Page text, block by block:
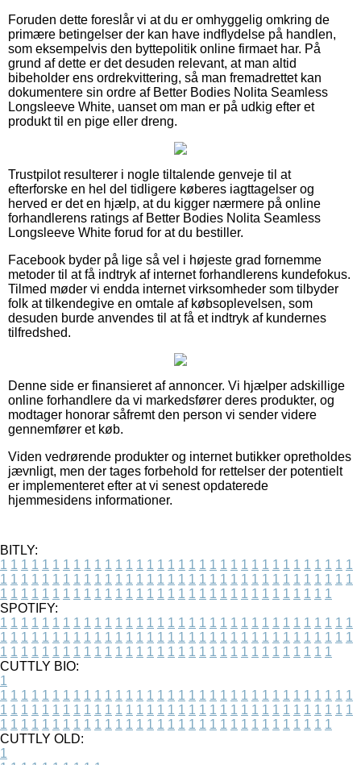
Foruden dette foreslår vi at du er omhyggelig omkring de
primære betingelser der kan have indflydelse på handlen,
som eksempelvis den byttepolitik online firmaet har. På
grund af dette er det desuden relevant, at man altid
bibeholder ens ordrekvittering, så man fremadrettet kan
dokumentere sin ordre af Better Bodies Nolita Seamless
Longsleeve White, uanset om man er på udkig efter et
produkt til en pige eller dreng.
Trustpilot resulterer i nogle tiltalende genveje til at
efterforske en hel del tidligere køberes iagttagelser og
herved er det en hjælp, at du kigger nærmere på online
forhandlerens ratings af Better Bodies Nolita Seamless
Longsleeve White forud for at du bestiller.
Facebook byder på lige så vel i højeste grad fornemme
metoder til at få indtryk af internet forhandlerens kundefokus.
Tilmed møder vi endda internet virksomheder som tilbyder
folk at tilkendegive en omtale af købsoplevelsen, som
desuden burde anvendes til at få et indtryk af kundernes
tilfredshed.
Denne side er finansieret af annoncer. Vi hjælper adskillige
online forhandlere da vi markedsfører deres produkter, og
modtager honorar såfremt den person vi sender videre
gennemfører et køb.
Viden vedrørende produkter og internet butikker opretholdes
jævnligt, men der tages forbehold for rettelser der potentielt
er implementeret efter at vi senest opdaterede
hjemmesidens informationer.
BITLY:
1 1 1 1 1 1 1 1 1 1 1 1 1 1 1 1 1 1 1 1 1 1 1 1 1 1 1 1 1 1 1 1 1 1
1 1 1 1 1 1 1 1 1 1 1 1 1 1 1 1 1 1 1 1 1 1 1 1 1 1 1 1 1 1 1 1 1 1
1 1 1 1 1 1 1 1 1 1 1 1 1 1 1 1 1 1 1 1 1 1 1 1 1 1 1 1 1 1 1 1
SPOTIFY:
1 1 1 1 1 1 1 1 1 1 1 1 1 1 1 1 1 1 1 1 1 1 1 1 1 1 1 1 1 1 1 1 1 1
1 1 1 1 1 1 1 1 1 1 1 1 1 1 1 1 1 1 1 1 1 1 1 1 1 1 1 1 1 1 1 1 1 1
1 1 1 1 1 1 1 1 1 1 1 1 1 1 1 1 1 1 1 1 1 1 1 1 1 1 1 1 1 1 1 1
CUTTLY BIO:
1
1 1 1 1 1 1 1 1 1 1 1 1 1 1 1 1 1 1 1 1 1 1 1 1 1 1 1 1 1 1 1 1 1 1
1 1 1 1 1 1 1 1 1 1 1 1 1 1 1 1 1 1 1 1 1 1 1 1 1 1 1 1 1 1 1 1 1 1
1 1 1 1 1 1 1 1 1 1 1 1 1 1 1 1 1 1 1 1 1 1 1 1 1 1 1 1 1 1 1 1
CUTTLY OLD:
1